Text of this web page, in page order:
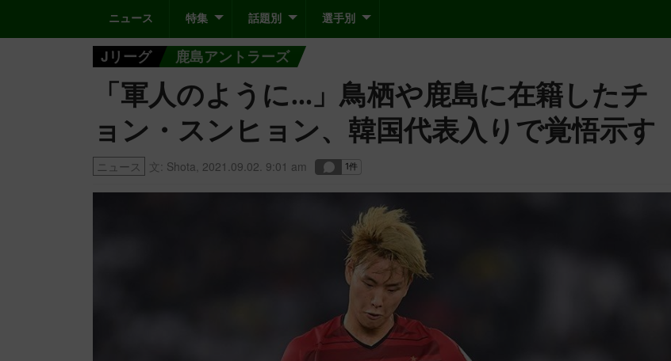
ニュース 特集 話題別 選手別
Jリーグ 鹿島アントラーズ
「軍人のように…」鳥栖や鹿島に在籍したチ
ョン・スンヒョン、韓国代表入りで覚悟示す
ニュース 文: Shota 2021.09.02. 9:01 am